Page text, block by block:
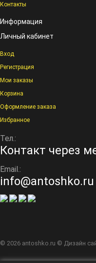
Контакты
Информация
Личный кабинет
Вход
Регистрация
Мои заказы
Корзина
Оформление заказа
Избранное
Тел.:
Контакт через
Email.:
info@antoshko.ru
© 2026 antoshko.ru © Дизайн